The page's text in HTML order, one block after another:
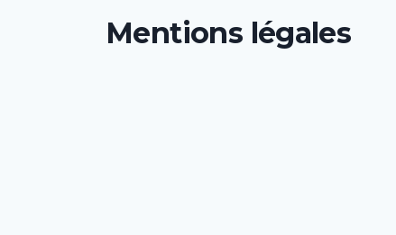
Mentions légales